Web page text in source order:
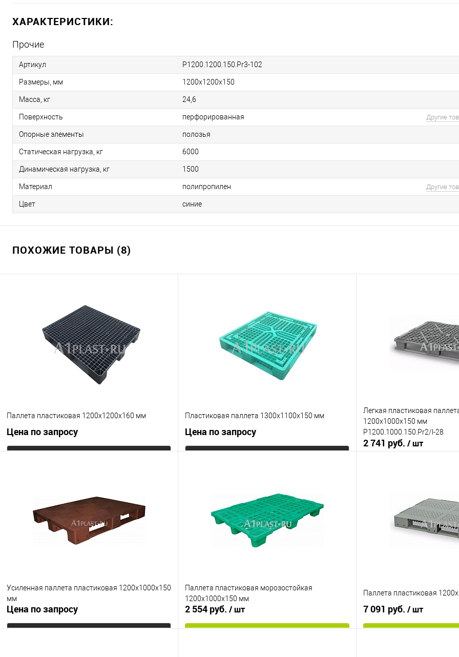
ХАРАКТЕРИСТИКИ:
Прочие
Артикул Р1200.1200.150.Pr3-102
Размеры, мм 1200х1200х150
Масса, кг 24,6
Поверхность перфорированная Другие
Опорные элементы полозья
Статическая нагрузка, кг 6000
Динамическая нагрузка, кг 1500
Материал полипропилен Другие
Цвет синие
ПОХОЖИЕ ТОВАРЫ (8)
Паллета пластиковая 1200х1200х160 мм
Цена по запросу
В избранное
Под заказ
Пластиковая паллета 1300х1100х150 мм
Цена по запросу
В избранное
Под заказ
Легкая пластиковая
1200х1000х150 мм
P1200.1000.150.Pr2/l-28
2 741 руб. / шт
В избранное
Опорные элементы
Усиленная паллета пластиковая 1200х1000х150
мм
Цена по запросу
Паллета пластиковая морозостойкая
1200х1000х150 мм
2 554 руб. / шт
Паллета пластиковая
7 091 руб. / шт